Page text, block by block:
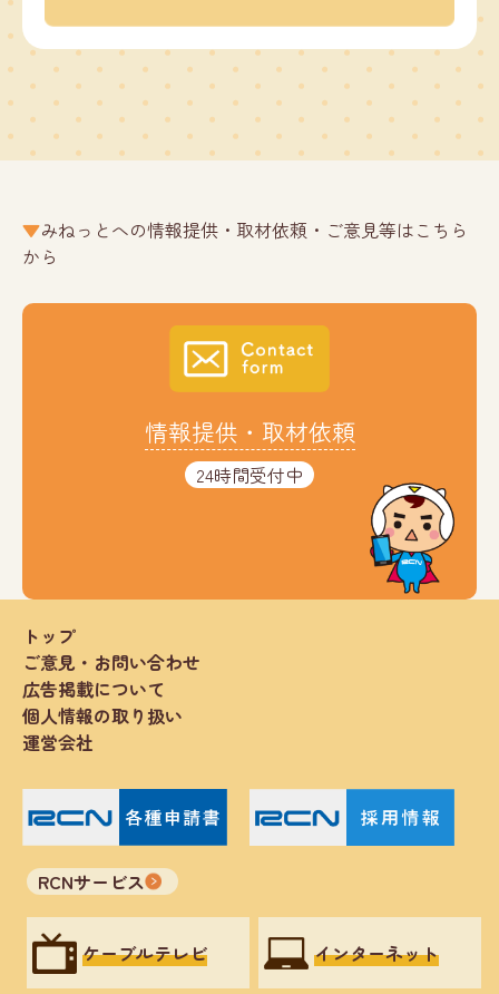
みねっとへの情報提供・取材依頼・ご意見等はこちら
から
情報提供・取材依頼
24時間受付中
トップ
ご意見・お問い合わせ
広告掲載について
個人情報の取り扱い
運営会社
RCNサービス
ケーブルテレビ インターネット